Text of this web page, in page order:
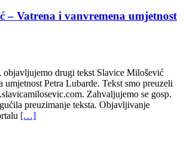
– Vatrena i vanvremena umjetnost
objavljujemo drugi tekst Slavice Milošević
umjetnost Petra Lubarde. Tekst smo preuzeli
Zahvaljujemo se gosp.
preuzimanje teksta. Objavljivanje
[…]